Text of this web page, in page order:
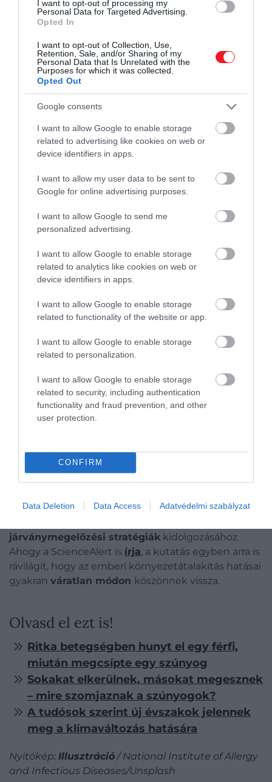
I want to opt-out of processing my
Personal Data for Targeted Advertising.
Opted In
I want to opt-out of Collection, Use,
Retention, Sale, and/or Sharing of my
Personal Data that Is Unrelated with the
Purposes for which it was collected.
Opted Out
Google consents
I want to allow Google to enable storage
related to advertising like cookies on web or
device identifiers in apps.
I want to allow my user data to be sent to
Google for online advertising purposes.
I want to allow Google to send me
personalized advertising.
I want to allow Google to enable storage
related to analytics like cookies on web or
device identifiers in apps.
I want to allow Google to enable storage
related to functionality of the website or app.
I want to allow Google to enable storage
related to personalization.
I want to allow Google to enable storage
related to security, including authentication
functionality and fraud prevention, and other
user protection.
CONFIRM
Data Deletion Data Access Adatvédelmi szabályzat
emberi jelenlét növekedése.Sergio Machado
szakértő szerint, amikor kevesebb természetes
gazdaállat érhető el, a szúnyogok új,
vérforrásokatkeresnek – ezeken a területeken az
ember válik a leggyakoribb és legkönnyebben
elérhető prédává.
Illusztráció
A kutatók ugyanakkorhangsúlyozzák, hogy
további vizsgálatokra van szükség. A jelenleg
alkalmazott módszer – a fénycsapdák használata –
az egyedek, amelyek nemrég táplálkoztak, inkább
pihenőhelyet keresnek, így kisebb eséllyel kerülnek
a mintába.
Közel-Keletről érkezett mutáns
szúnyogok lepték el a londoni metrót
szúnyogoktáplálkozási szokásainak pontosabb
járványmegelőzési stratégiák kidolgozásához.
Ahogy a ScienceAlert is írja, a kutatás egyben arra is
rávilágít, hogy az emberi környezetátalakítás hatásai
gyakran váratlan módon köszönnek vissza.
Olvasd el ezt is!
Ritka betegségben hunyt el egy férfi,
miután megcsípte egy szúnyog
Sokakat elkerülnek, másokat megesznek
– mire szomjaznak a szúnyogok?
A tudósok szerint új évszakok jelennek
meg a klímaváltozás hatására
Nyitókép: Illusztráció / National Institute of Allergy
and Infectious Diseases/Unsplash